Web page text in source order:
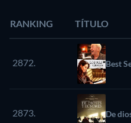
RANKING TÍTULO
2872. Best
2873. De